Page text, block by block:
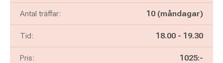
Antal träffar: 10 (måndagar)
Tid: Pågår mellan
18.00 - och
19.30
Pris: 1025:-